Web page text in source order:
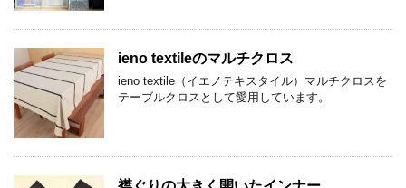
ieno textileのマルチクロス
ieno textile（イエノテキスタイル）マルチクロスを
テーブルクロスとして愛用しています。